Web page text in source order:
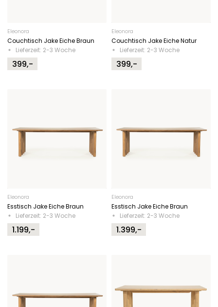
Eleonora
Couchtisch Jake Eiche Braun
Lieferzeit: 2-3 Woche
399,-
Eleonora
Couchtisch Jake Eiche Natur
Lieferzeit: 2-3 Woche
399,-
Eleonora
Esstisch Jake Eiche Braun
Lieferzeit: 2-3 Woche
1.199,-
Eleonora
Esstisch Jake Eiche Braun
Lieferzeit: 2-3 Woche
1.399,-